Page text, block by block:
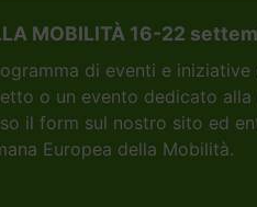
MOBILITÀ 16-22
di eventi e
o un evento dedicato
il form sul nostro sito ed
Europea della Mobilità.